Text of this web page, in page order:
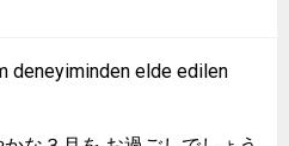
deneyiminden elde edilen